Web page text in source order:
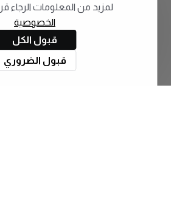
لمزيد من المعلومات الرجاء
الخصوصية
قبول الكل
قبول الضروري